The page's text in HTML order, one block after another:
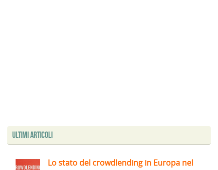
Ultimi articoli
Lo stato del crowdlending in Europa nel